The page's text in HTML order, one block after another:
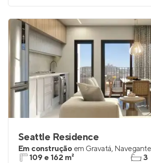
Seattle Residence
Em construção em Gravatá,
109 e 162 m²
3